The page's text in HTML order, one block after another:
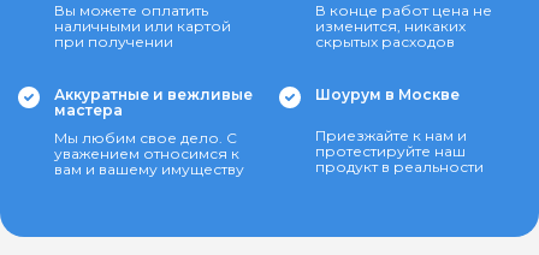
Вы можете оплатить
наличными или картой
при получении
В конце работ цена не
изменится, никаких
скрытых расходов
Аккуратные и вежливые
мастера
Мы любим свое дело. С
уважением относимся к
вам и вашему имуществу
Шоурум в Москве
Приезжайте к нам и
протестируйте наш
продукт в реальности